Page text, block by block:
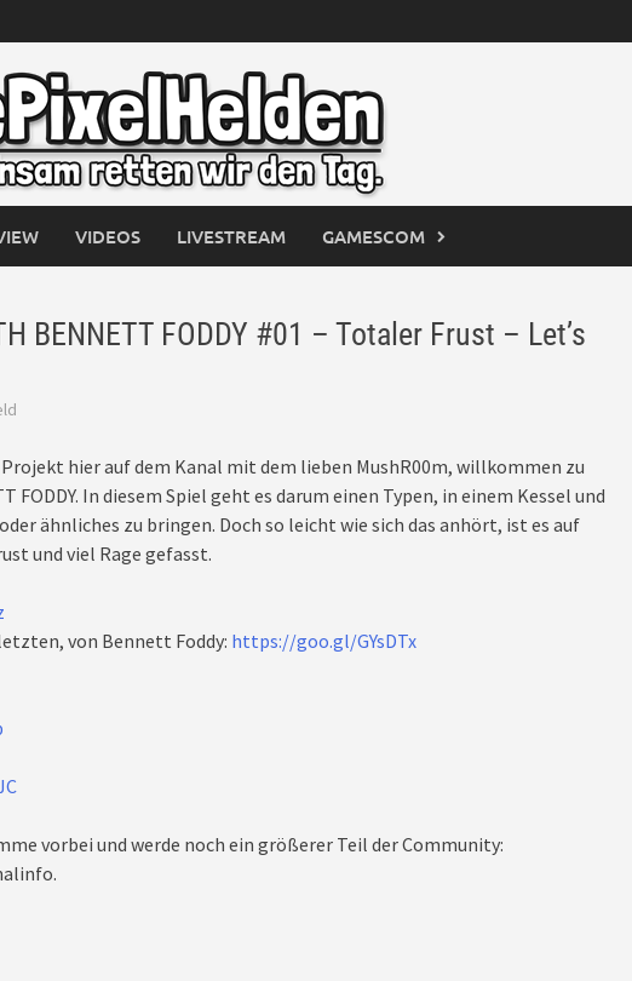
VIDEOS LIVESTREAM GAMESCOM
BENNETT FODDY #01 – Totaler Frust – Let’s
hier auf dem Kanal mit dem lieben MushR00m, willkommen zu
FODDY. In diesem Spiel geht es darum einen Typen, in einem Kessel und
ähnliches zu bringen. Doch so leicht wie sich das anhört, ist es auf
und viel Rage gefasst.
von Bennett Foddy: https://goo.gl/GYsDTx
vorbei und werde noch ein größerer Teil der Community: